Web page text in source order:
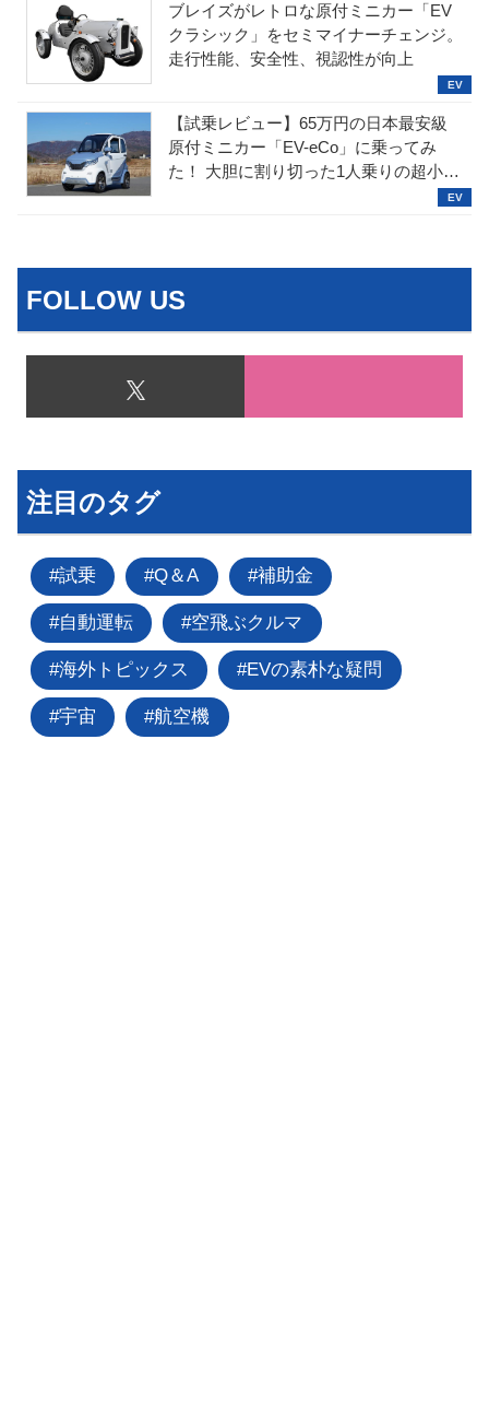
ブレイズがレトロな原付ミニカー「EV
クラシック」をセミマイナーチェンジ。
走行性能、安全性、視認性が向上
【試乗レビュー】65万円の日本最安級
原付ミニカー「EV-eCo」に乗ってみ
た！ 大胆に割り切った1人乗りの超小型
FOLLOW US
注目のタグ
試乗 Q＆A 補助金
自動運転 空飛ぶクルマ
海外トピックス EVの素朴な疑問
宇宙 航空機